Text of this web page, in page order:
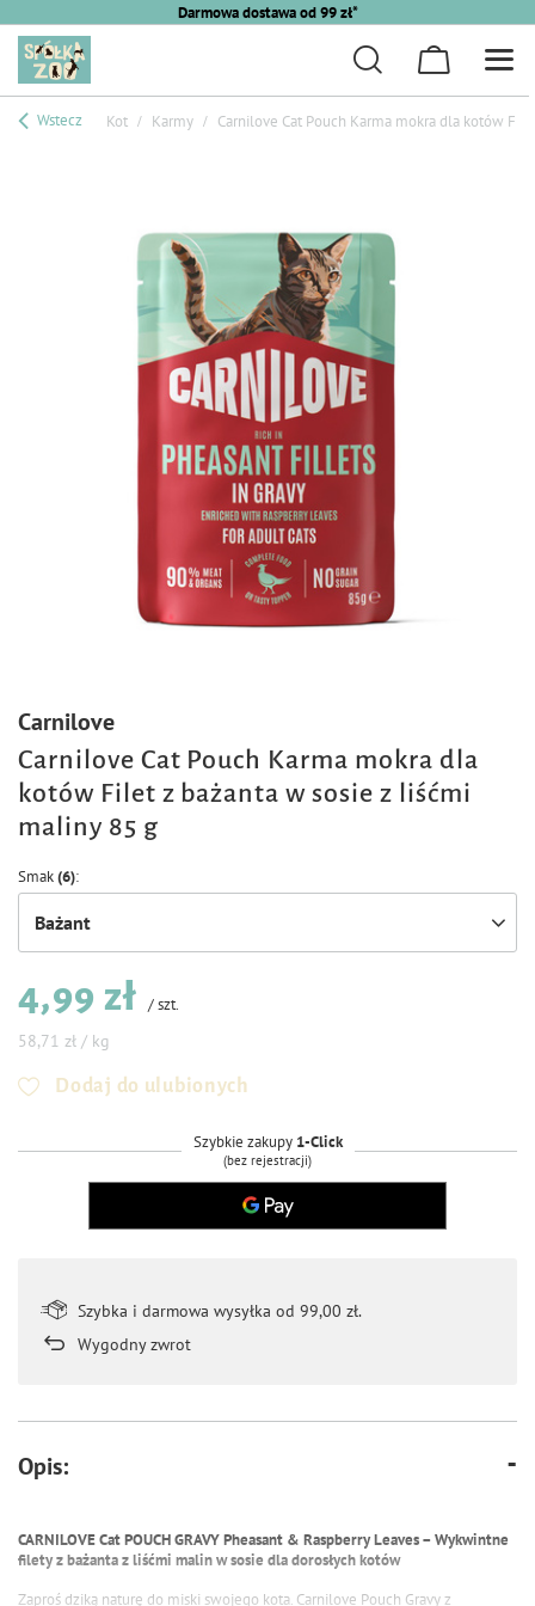
Darmowa dostawa od 99 zł*
Wstecz Kot Karmy Carnilove Cat Pouch Karma mokra dla kotów
Carnilove
Carnilove Cat Pouch Karma mokra dla
kotów Filet z bażanta w sosie z liśćmi
maliny 85 g
Smak(6)
Bażant
4,99 zł /szt.
58,71 zł / kg
Dodaj do ulubionych
Szybkie zakupy 1-Click
(bez rejestracji)
Szybka i darmowa wysyłka od 99,00 zł.
Wygodny zwrot
Opis:
CARNILOVE Cat POUCH GRAVY Pheasant & Raspberry Leaves – Wykwintne
filety z bażanta z liśćmi malin w sosie dla dorosłych kotów
Zaproś dziką naturę do miski swojego kota. Carnilove Pouch Gravy z